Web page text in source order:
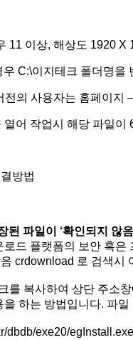
11 이상, 해상도 1920 X
C:\이지테크 폴더명
전의 사용자는 홈페이
어 작업시 해당 파일
방법
된 파일이 ‘확인되지 않
드 플랫폼의 보안 혹
crdownload 로 검색
를 복사하여 상단 주소
하는 방법입니다. 파
dbdb/exe20/egInstall.exe